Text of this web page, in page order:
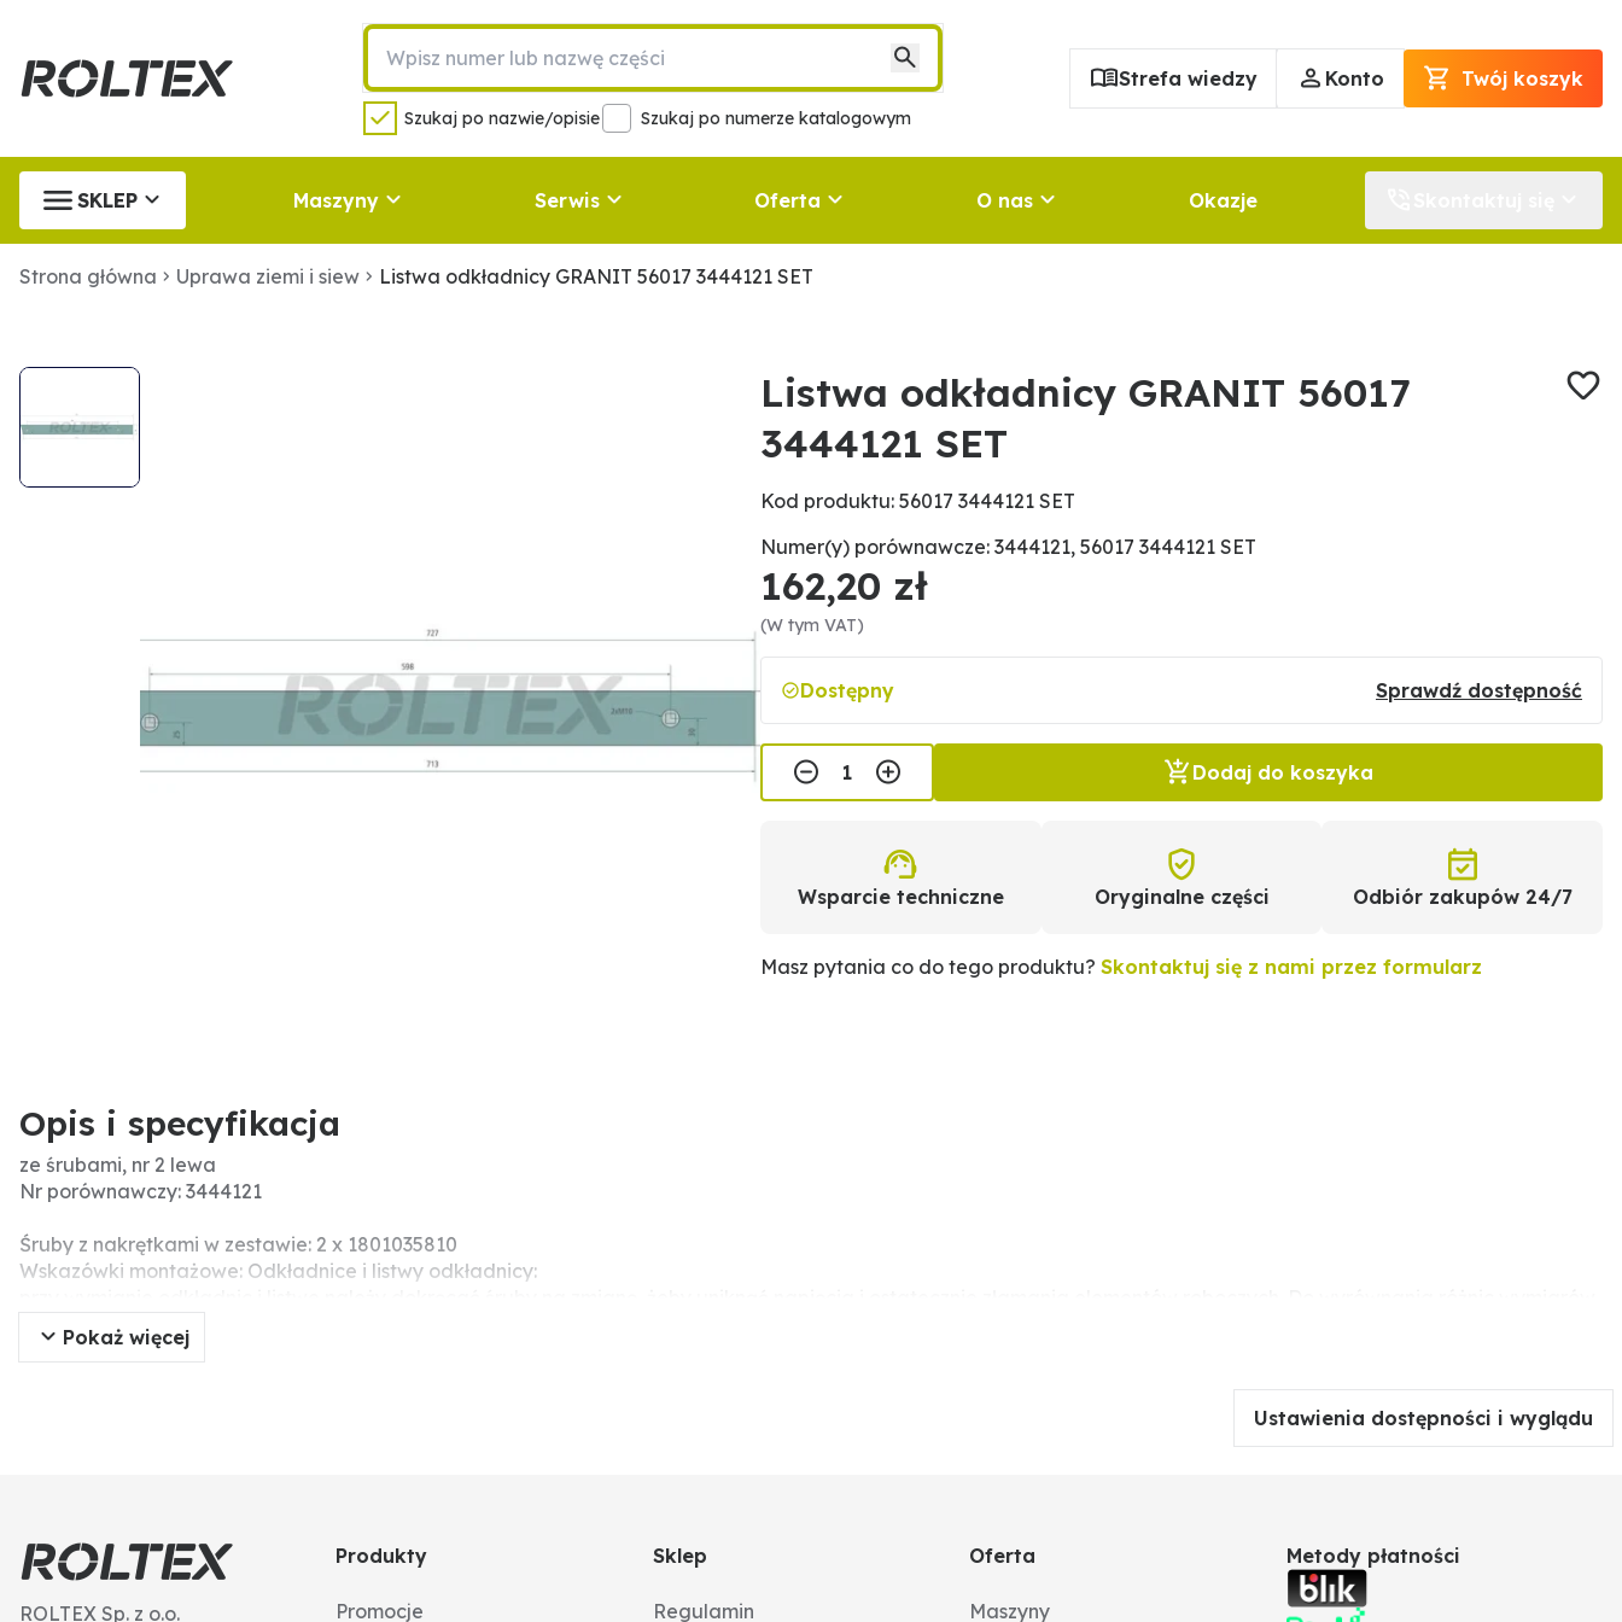
Szukaj po nazwie/opisie Szukaj po numerze katalogowym
Strefa wiedzy Konto Twój koszyk
SKLEP Maszyny Serwis Oferta O nas Okazje
Strona główna Uprawa ziemi i siew Listwa odkładnicy GRANIT 56017 3444121 SET
Listwa odkładnicy GRANIT 56017
3444121 SET
Kod produktu: 56017 3444121 SET
Numer(y) porównawcze: 3444121, 56017 3444121 SET
162,20 zł
(W tym VAT)
Dostępny Sprawdź dostępność
Dodaj do koszyka
Wsparcie techniczne Oryginalne części Odbiór zakupów 24/7
Masz pytania co do tego produktu?Skontaktuj się z nami przez formularz
Opis i specyfikacja
ze śrubami, nr 2 lewa
Nr porównawczy: 3444121
Śruby z nakrętkami w zestawie: 2 x 1801035810
Wskazówki montażowe: Odkładnice i listwy odkładnicy:
przy odkładnicy i piersi oraz aby uniknąć napięć, nalezy użyć podkładek tekturowych. Śrub i nakrętek nie należy dokręcać narzędziem pneumatycznym, ponieważ może
prowadzić to do uszkodzeń części roboczej (pęknięcia związane z napięciem).
Pokaż więcej
Ustawienia dostępności i wyglądu
ROLTEX Sp. z o.o.
Produkty
Promocje
Sklep
Regulamin
Oferta
Maszyny
Metody płatności